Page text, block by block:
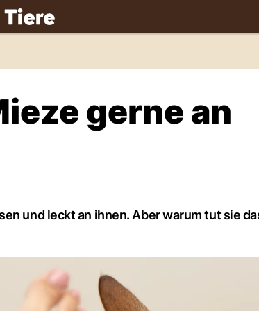
gerne an
und leckt an ihnen. Aber warum tut sie